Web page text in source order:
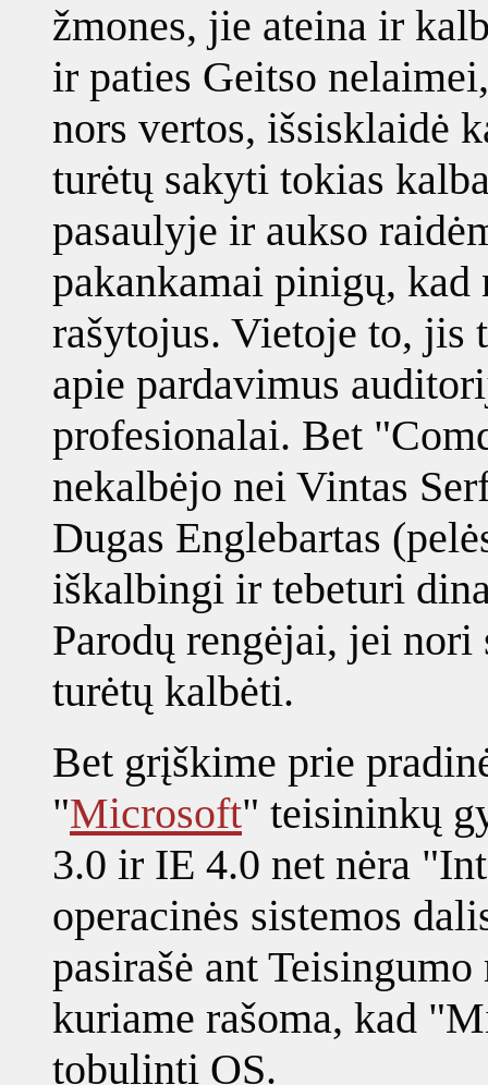
žmones, jie ateina ir
ir paties Geitso
nors vertos, išsisklaidė
turėtų sakyti tokias
pasaulyje ir aukso
pakankamai pinigų,
rašytojus. Vietoje to, jis
apie pardavimus
profesionalai. Bet
nekalbėjo nei Vintas
Dugas Englebartas
iškalbingi ir tebeturi
Parodų rengėjai, jei
turėtų kalbėti.
Bet grįškime prie
"Microsoft" teisininkų
3.0 ir IE 4.0 net nėra
operacinės sistemos
pasirašė ant
kuriame rašoma, kad
tobulinti OS.